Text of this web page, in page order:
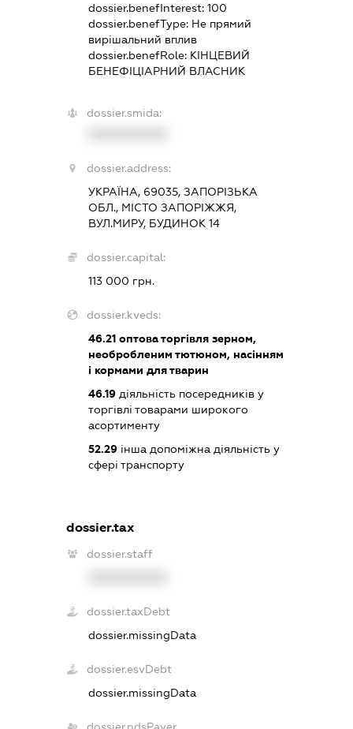
dossier.benefInterest: 100
dossier.benefType: Не прямий
вирішальний вплив
dossier.benefRole: КІНЦЕВИЙ
БЕНЕФІЦІАРНИЙ ВЛАСНИК
dossier.smida:
dossier.address:
УКРАЇНА, 69035, ЗАПОРІЗЬКА
ОБЛ., МІСТО ЗАПОРІЖЖЯ,
ВУЛ.МИРУ, БУДИНОК 14
dossier.capital:
113 000 грн.
dossier.kveds:
46.21оптова торгівля зерном,
необробленим тютюном, насінням
і кормами для тварин
46.19діяльність посередників у
торгівлі товарами широкого
асортименту
52.29інша допоміжна діяльність у
сфері транспорту
dossier.tax
dossier.staff
dossier.taxDebt
dossier.missingData
dossier.esvDebt
dossier.missingData